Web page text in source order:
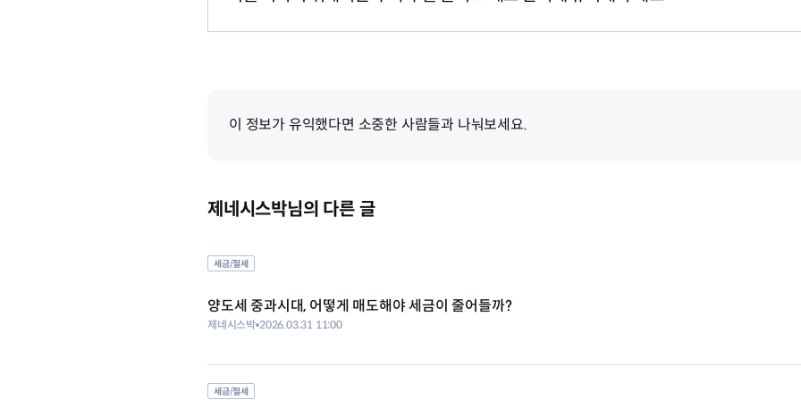
이 정보가 유익했다면 소중한 사람들과 나눠보세요.
제네시스박님의 다른 글
세금/절세
양도세 중과시대, 어떻게 매도해야 세금이 줄어들까?
제네시스박 2026.03.31 11:00
세금/절세